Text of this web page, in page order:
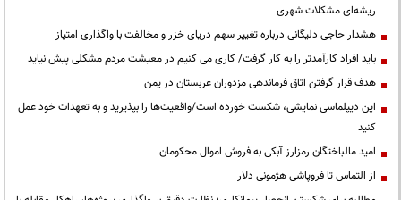
ریشه‌ای مشکلات شهری
هشدار حاجی دلیگانی درباره تغییر سهم دریای خزر و مخالفت با واگذاری امتیاز
باید افراد کارآمدتر را به کار گرفت/ کاری می کنیم در معیشت مردم مشکلی پیش نیاید
هدف قرار گرفتن اتاق‌ فرماندهی مزدوران عربستان در یمن
این دیپلماسی نمایشی، شکست خورده است/واقعیت‌ها را بپذیرید و به تعهدات خود عمل
کنید
امید مالباختگان رمزارز آبکی به فروش اموال محکومان
از التماس تا فروپاشی هژمونی دلار